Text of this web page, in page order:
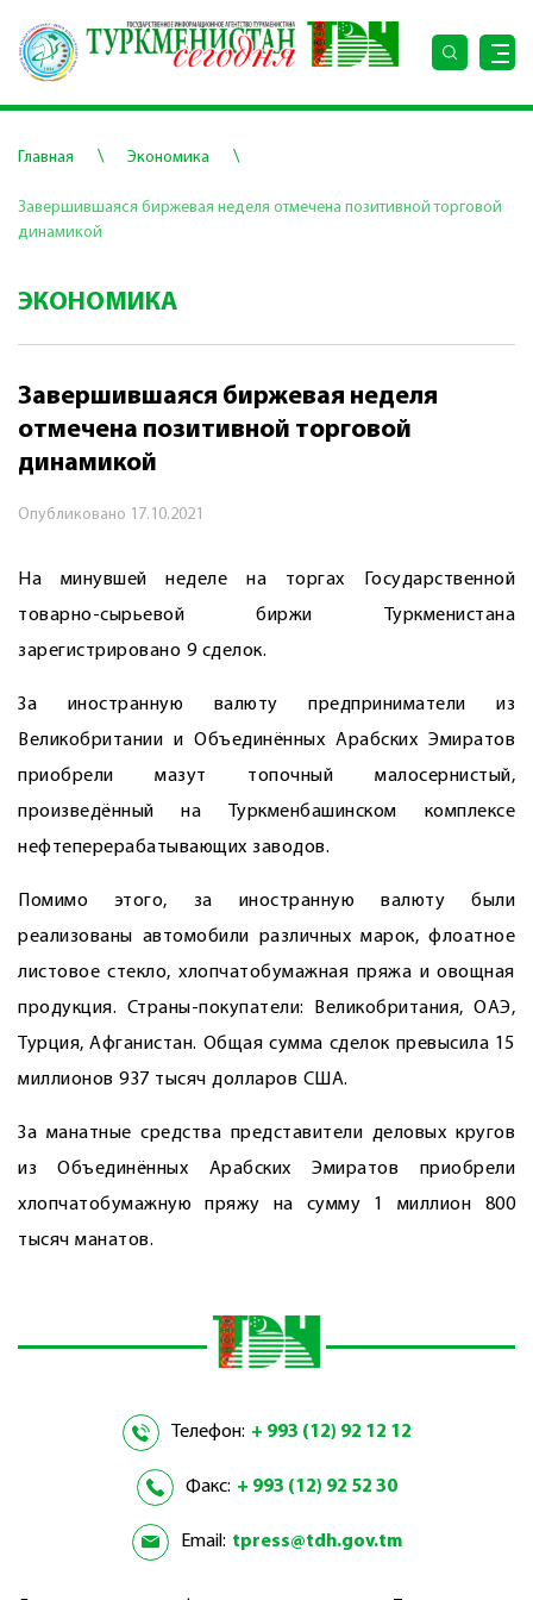
Главная \ Экономика \
Завершившаяся биржевая неделя отмечена позитивной торговой
динамикой
ЭКОНОМИКА
Завершившаяся биржевая неделя
отмечена позитивной торговой
динамикой
Опубликовано 17.10.2021
На минувшей неделе на торгах Государственной
товарно-сырьевой биржи Туркменистана
зарегистрировано 9 сделок.
За иностранную валюту предприниматели из
Великобритании и Объединённых Арабских Эмиратов
приобрели мазут топочный малосернистый,
произведённый на Туркменбашинском комплексе
нефтеперерабатывающих заводов.
Помимо этого, за иностранную валюту были
реализованы автомобили различных марок, флоатное
листовое стекло, хлопчатобумажная пряжа и овощная
продукция. Страны-покупатели: Великобритания, ОАЭ,
Турция, Афганистан. Общая сумма сделок превысила 15
миллионов 937 тысяч долларов США.
За манатные средства представители деловых кругов
из Объединённых Арабских Эмиратов приобрели
хлопчатобумажную пряжу на сумму 1 миллион 800
тысяч манатов.
Телефон: + 993 (12) 92 12 12
Факс: + 993 (12) 92 52 30
Email: tpress@tdh.gov.tm